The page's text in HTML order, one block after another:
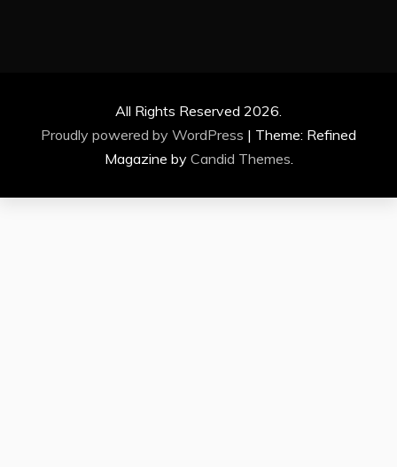
All Rights Reserved 2026.
Proudly powered by WordPress | Theme: Refined
Magazine by Candid Themes.